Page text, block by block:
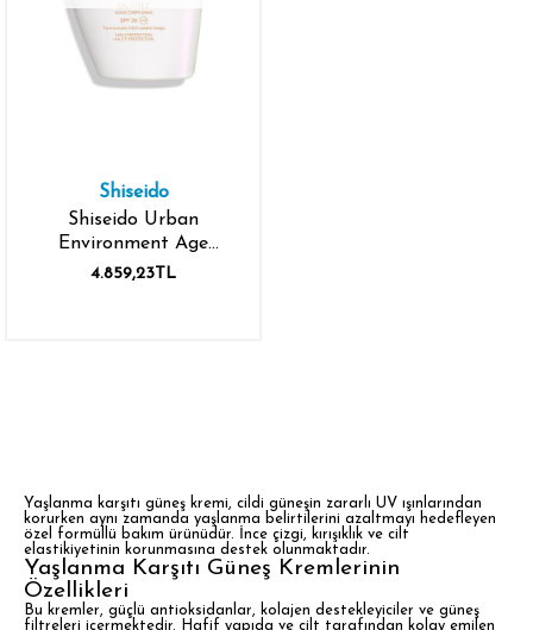
Shiseido
Shiseido Urban
Environment Age
Defense Oil-Free SPF 30
4.859,23TL
Yaşlanma karşıtı güneş kremi, cildi güneşin zararlı UV ışınlarından
korurken aynı zamanda yaşlanma belirtilerini azaltmayı hedefleyen
özel formüllü bakım ürünüdür. İnce çizgi, kırışıklık ve cilt
elastikiyetinin korunmasına destek olunmaktadır.
Yaşlanma Karşıtı Güneş Kremlerinin
Özellikleri
Bu kremler, güçlü antioksidanlar, kolajen destekleyiciler ve güneş
filtreleri içermektedir. Hafif yapıda ve cilt tarafından kolay emilen